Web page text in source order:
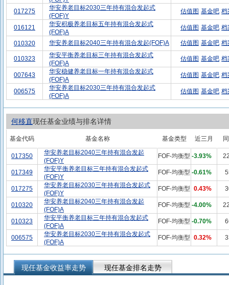
017275
华安养老目标2030三年持有混合发起式
(FOF)Y
估值图 基金吧 档
016121
华安积极养老目标五年持有混合发起式
(FOF)A
估值图 基金吧 档
010320 华安养老目标2040三年持有混合发起(FOF)A 估值图 基金吧 档
010323
华安平衡养老目标三年持有混合发起式
(FOF)A
估值图 基金吧 档
007643
华安稳健养老目标一年持有混合发起式
(FOF)A
估值图 基金吧 档
006575
华安养老目标2030三年持有混合发起式
(FOF)A
估值图 基金吧 档
何移直现任基金业绩与排名详情
基金代码 基金名称 基金类型 近三月
017350
华安养老目标2040三年持有混合发起
(FOF)Y
FOF-均衡型 -3.93%
017349
华安平衡养老目标三年持有混合发起式
(FOF)Y
FOF-均衡型 -0.61%
017275
华安养老目标2030三年持有混合发起式
(FOF)Y
FOF-均衡型 0.43%
010320
华安养老目标2040三年持有混合发起
(FOF)A
FOF-均衡型 -4.00%
010323
华安平衡养老目标三年持有混合发起式
(FOF)A
FOF-均衡型 -0.70%
006575
华安养老目标2030三年持有混合发起式
(FOF)A
FOF-均衡型 0.32%
现任基金收益率走势 现任基金排名走势